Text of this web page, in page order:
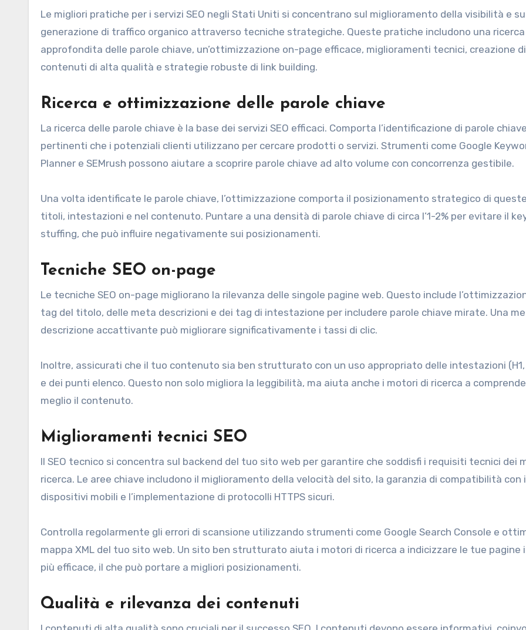
Le migliori pratiche per i servizi SEO negli Stati Uniti si concentrano sul miglioramento della visibilità e
generazione di traffico organico attraverso tecniche strategiche. Queste pratiche includono una ricerca
approfondita delle parole chiave, un’ottimizzazione on-page efficace, miglioramenti tecnici, creazione di
contenuti di alta qualità e strategie robuste di link building.
Ricerca e ottimizzazione delle parole chiave
La ricerca delle parole chiave è la base dei servizi SEO efficaci. Comporta l’identificazione di parole
pertinenti che i potenziali clienti utilizzano per cercare prodotti o servizi. Strumenti come Google
Planner e SEMrush possono aiutare a scoprire parole chiave ad alto volume con concorrenza gestibile.
Una volta identificate le parole chiave, l’ottimizzazione comporta il posizionamento strategico di
titoli, intestazioni e nel contenuto. Puntare a una densità di parole chiave di circa l’1-2% per evitare il
stuffing, che può influire negativamente sui posizionamenti.
Tecniche SEO on-page
Le tecniche SEO on-page migliorano la rilevanza delle singole pagine web. Questo include
tag del titolo, delle meta descrizioni e dei tag di intestazione per includere parole chiave mirate. Una
descrizione accattivante può migliorare significativamente i tassi di clic.
Inoltre, assicurati che il tuo contenuto sia ben strutturato con un uso appropriato delle intestazioni (H1,
e dei punti elenco. Questo non solo migliora la leggibilità, ma aiuta anche i motori di ricerca a
meglio il contenuto.
Miglioramenti tecnici SEO
Il SEO tecnico si concentra sul backend del tuo sito web per garantire che soddisfi i requisiti tecnici dei
ricerca. Le aree chiave includono il miglioramento della velocità del sito, la garanzia di compatibilità con i
dispositivi mobili e l’implementazione di protocolli HTTPS sicuri.
Controlla regolarmente gli errori di scansione utilizzando strumenti come Google Search Console e
mappa XML del tuo sito web. Un sito ben strutturato aiuta i motori di ricerca a indicizzare le tue pagine
più efficace, il che può portare a migliori posizionamenti.
Qualità e rilevanza dei contenuti